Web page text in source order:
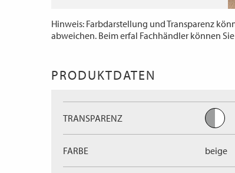
Hinweis: Farbdarstellung und Transparenz
abweichen. Beim erfal Fachhändler können
PRODUKTDATEN
TRANSPARENZ
FARBE beige